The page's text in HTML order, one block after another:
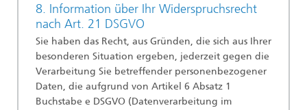
8. Information über Ihr Widerspruchsrecht
nach Art. 21 DSGVO
Sie haben das Recht, aus Gründen, die sich aus Ihrer
besonderen Situation ergeben, jederzeit gegen die
Verarbeitung Sie betreffender personenbezogener
Daten, die aufgrund von Artikel 6 Absatz 1
Buchstabe e DSGVO (Datenverarbeitung im